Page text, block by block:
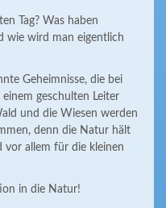
Tag? Was haben
wie wird man eigentlich
Geheimnisse, die bei
geschulten Leiter
und die Wiesen werden
denn die Natur hält
vor allem für die kleinen
in die Natur!